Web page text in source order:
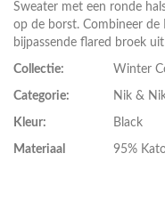
Sweater met een ronde
op de borst. Combineer
bijpassende flared broek
Collectie: Winter
Categorie: Nik &
Kleur: Black
Materiaal 95%